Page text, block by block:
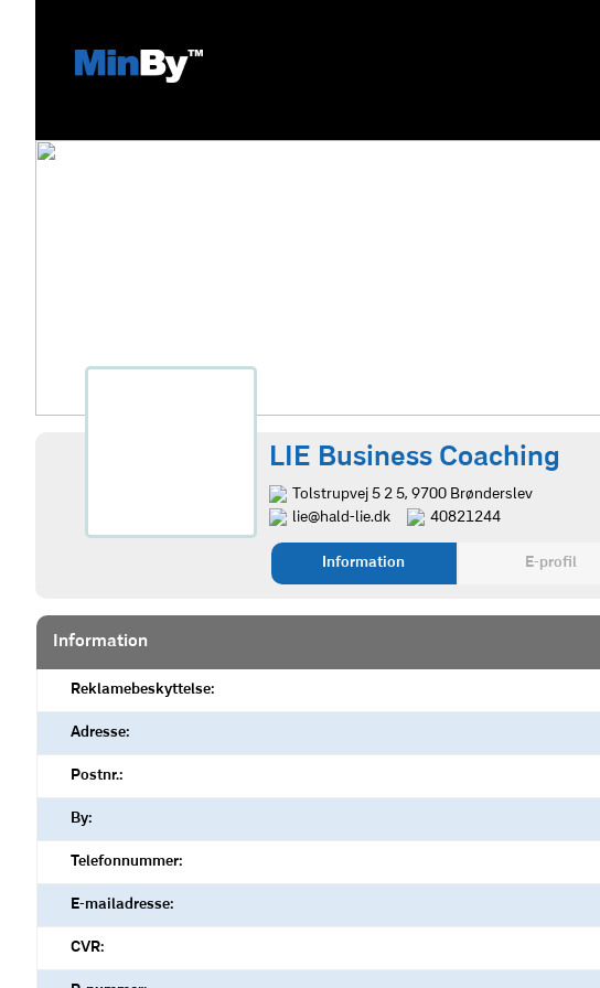
LIE Business Coaching
Tolstrupvej 5 2 5, 9700 Brønderslev
lie@hald-lie.dk
40821244
Information E-profil
Information
Reklamebeskyttelse:
Adresse:
Postnr.:
By:
Telefonnummer:
E-mailadresse:
CVR: